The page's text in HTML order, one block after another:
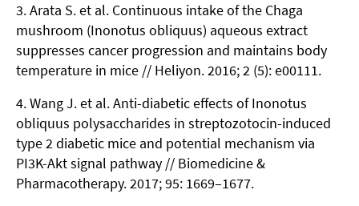
Arata S. et al. Continuous intake of the Chaga
mushroom (Inonotus obliquus) aqueous extract
suppresses cancer progression and maintains body
temperature in mice // Heliyon. 2016; 2 (5): e00111.
Wang J. et al. Anti-diabetic effects of Inonotus
obliquus polysaccharides in streptozotocin-induced
type 2 diabetic mice and potential mechanism via
PI3K-Akt signal pathway // Biomedicine &
Pharmacotherapy. 2017; 95: 1669–1677.